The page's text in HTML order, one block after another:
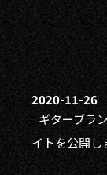
2020-11-26
ギターブラ
イトを公開し